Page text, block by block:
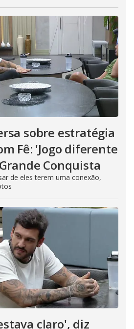
sobre estratégia
Fê: 'Jogo diferente
Conquista
de eles terem uma conexão,
claro', diz